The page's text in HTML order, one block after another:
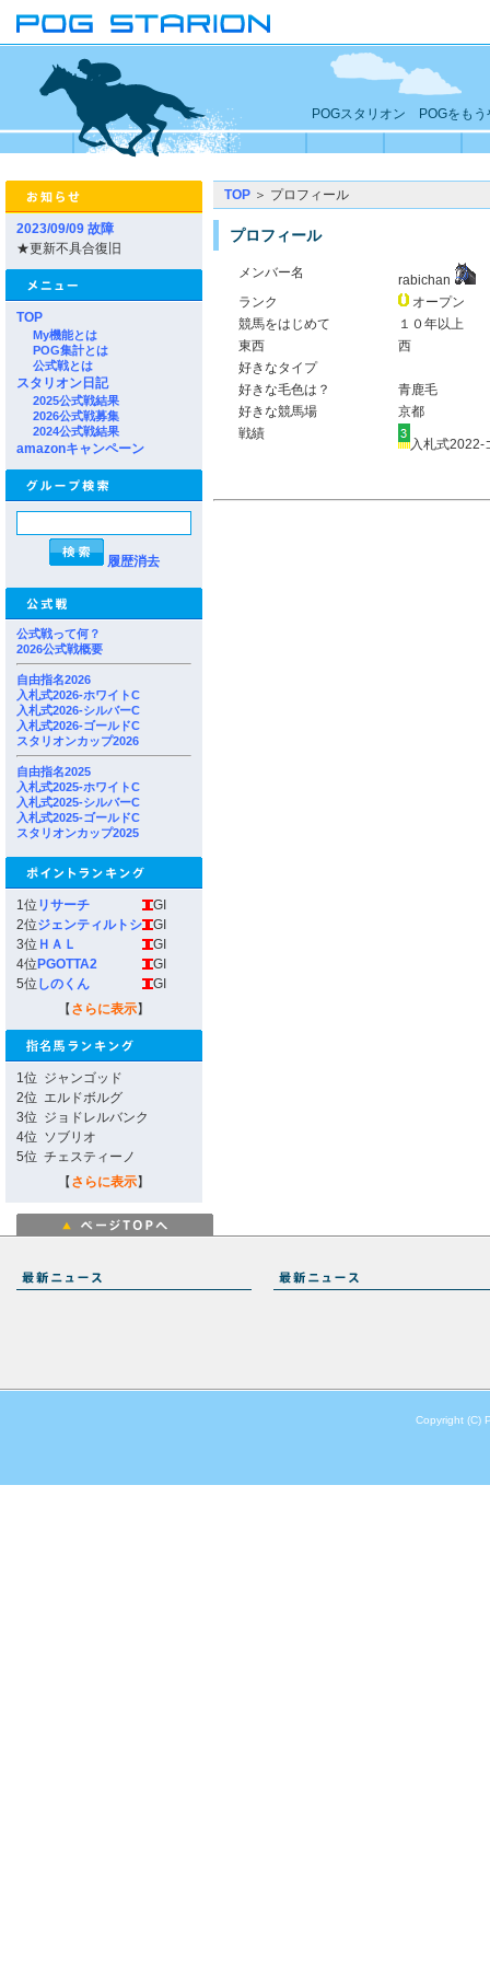
POGスタリオン POGをもう
2023/09/09 故障
★更新不具合復旧
TOP
My機能とは
POG集計とは
公式戦とは
スタリオン日記
2025公式戦結果
2026公式戦募集
2024公式戦結果
amazonキャンペーン
履歴消去
公式戦って何？
2026公式戦概要
自由指名2026
入札式2026-ホワイトC
入札式2026-シルバーC
入札式2026-ゴールドC
スタリオンカップ2026
自由指名2025
入札式2025-ホワイトC
入札式2025-シルバーC
入札式2025-ゴールドC
スタリオンカップ2025
1位 リサーチ
GI
2位ジェンティルトシ
GI
3位 ＨＡＬ
GI
4位 PGOTTA2
GI
5位 しのくん
GI
【 さらに表示】
1位 ジャンゴッド
2位 エルドボルグ
3位 ジョドレルバンク
4位 ソブリオ
5位 チェスティーノ
【 さらに表示】
TOP ＞ プロフィール
プロフィール
メンバー名
rabichan
ランク
オープン
競馬をはじめて
１０年以上
東西
西
好きなタイプ
好きな毛色は？
青鹿毛
好きな競馬場
京都
戦績
入札式2022-
Copyright (C)